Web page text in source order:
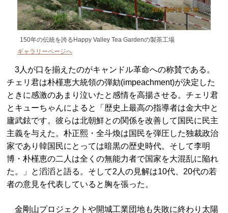
150年の伝統を誇るHappy Valley Tea Gardenの製茶工場
ギャラリーページへ
3人が口を揃えたのがキャンドル革命への称賛である。
チェリ君は朴槿恵大統領の弾劾(impeachment)が決定した
ときに感激のあまり泣いたと感情を高揚させる。チェリ君
とキューちゃんによると「歴史上最高の指導者は金大中と
廬武鉉です。彼らは北朝鮮との関係を改善して国民に民主
主義を与えた。朴正熙・全斗煥は国民を弾圧した独裁政治
家であり韓国民にとっては暗黒の歴史時代。そして李明
博・朴槿恵の二人は全くの無能力者で国家を大混乱に陥れ
た。」と滔滔と語る。そして2人の見解は10代、20代の若
者の意見を代表していると胸を張った。
金剛山プロジェクトや開城工業団地も失敗に終わり太陽